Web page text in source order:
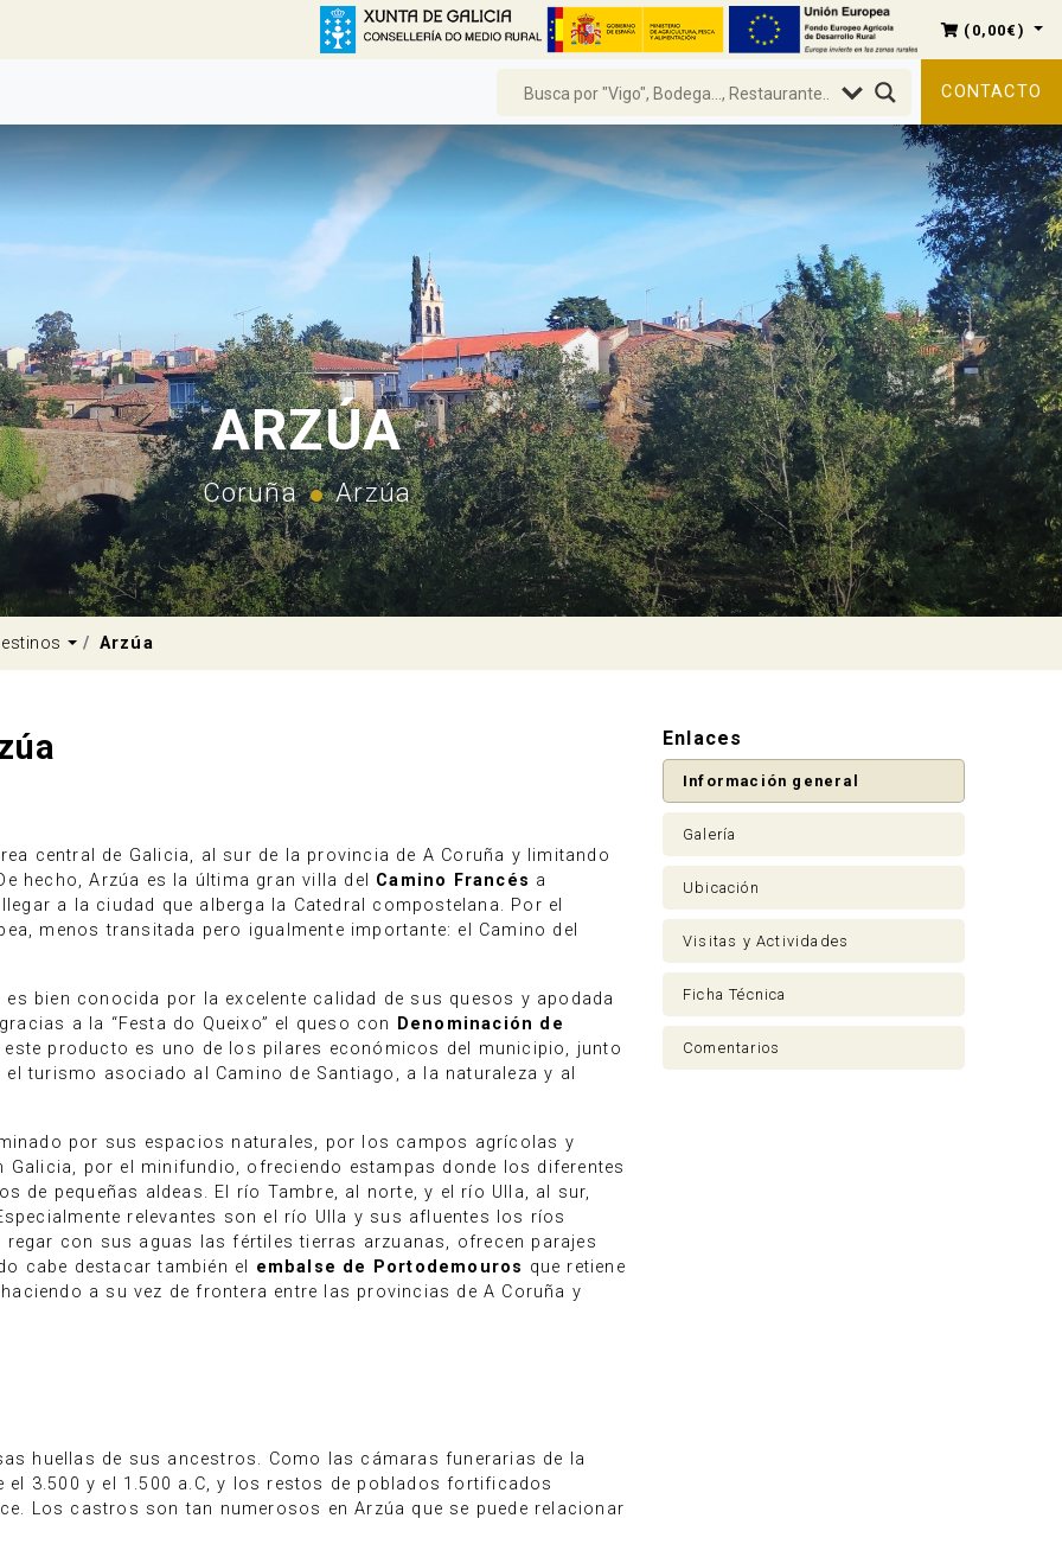
( 0,00€ )
CONTACTO
ARZÚA
Coruña Arzúa
Dropdown
Arzúa
central de Galicia, al sur de la provincia de A Coruña y limitando
hecho, Arzúa es la última gran villa del Camino Francés a
a la ciudad que alberga la Catedral compostelana. Por el
menos transitada pero igualmente importante: el Camino del
bien conocida por la excelente calidad de sus quesos y apodada
a la “Festa do Queixo” el queso con
Denominación de
producto es uno de los pilares económicos del municipio, junto
turismo asociado al Camino de Santiago, a la naturaleza y al
por sus espacios naturales, por los campos agrícolas y
por el minifundio, ofreciendo estampas donde los diferentes
de pequeñas aldeas. El río Tambre, al norte, y el río Ulla, al sur,
relevantes son el río Ulla y sus afluentes los ríos
regar con sus aguas las fértiles tierras arzuanas, ofrecen parajes
cabe destacar también el embalse de Portodemouros que retiene
a su vez de frontera entre las provincias de A Coruña y
huellas de sus ancestros. Como las cámaras funerarias de la
3.500 y el 1.500 a.C, y los restos de poblados fortificados
Los castros son tan numerosos en Arzúa que se puede relacionar
Enlaces
Información general
Galería
Ubicación
Visitas y Actividades
Ficha Técnica
Comentarios